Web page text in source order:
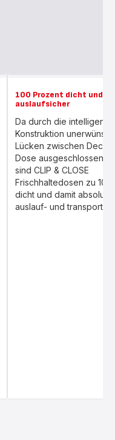
100 Prozent dicht und
auslaufsicher
Da durch die intelligente
Konstruktion
Lücken zwischen
Dose ausgeschlossen
sind CLIP & CLOSE
Frischhaltedosen zu 100
dicht und damit absolut
auslauf- und